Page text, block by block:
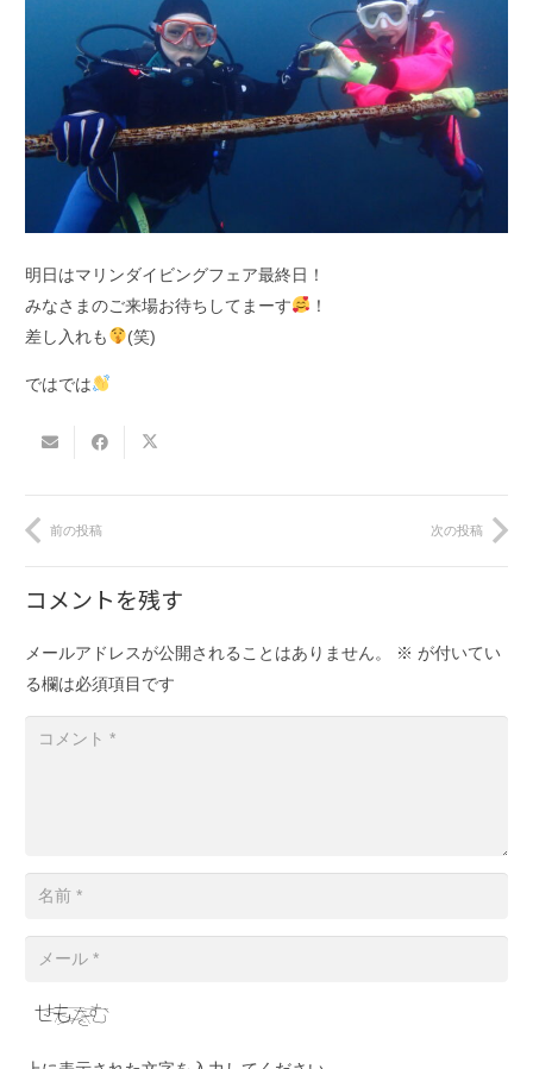
明日はマリンダイビングフェア最終日！
みなさまのご来場お待ちしてまーす
！
差し入れも
(笑)
ではでは
前の投稿 次の投稿
コメントを残す
メールアドレスが公開されることはありません。 ※ が付いてい
る欄は必須項目です